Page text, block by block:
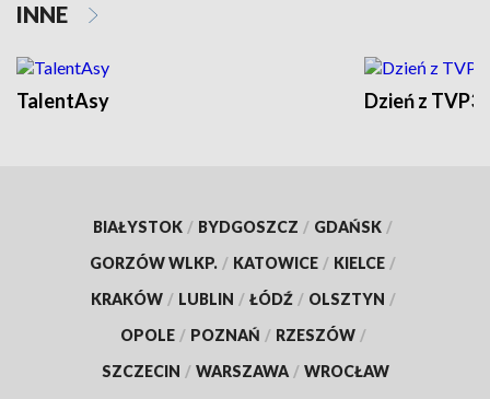
INNE
TalentAsy Dzień z TVP3
BIAŁYSTOK / BYDGOSZCZ / GDAŃSK /
GORZÓW WLKP. / KATOWICE / KIELCE /
KRAKÓW / LUBLIN / ŁÓDŹ / OLSZTYN /
OPOLE / POZNAŃ / RZESZÓW /
SZCZECIN / WARSZAWA / WROCŁAW